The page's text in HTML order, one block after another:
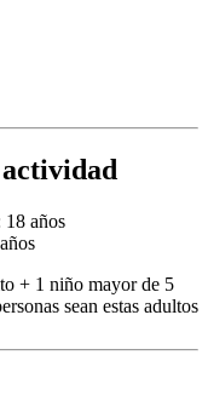
años
+ 1 niño mayor de 5
sean estas adultos